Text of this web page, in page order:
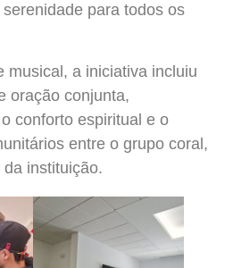
para todos os
musical, a iniciativa incluiu
oração conjunta,
conforto espiritual e o
entre o grupo coral,
instituição.